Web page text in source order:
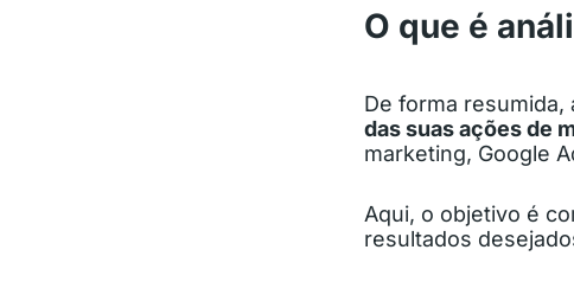
O que é
De forma
das suas ações de
marketing, Google
Aqui, o objetivo é
resultados